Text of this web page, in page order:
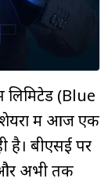
(Blue
में आज एक
है। बीएसई पर
अभी तक